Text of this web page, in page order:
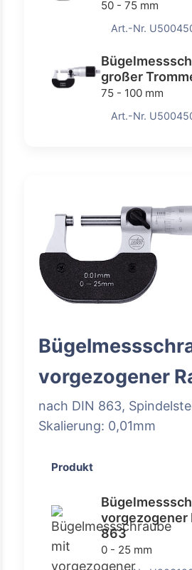
50 - 75 mm
Art.-Nr.
großer
75 - 100 mm
Art.-Nr.
vorgezogener
nach DIN 863,
Skalierung: 0,01mm
Produkt
vorgezogener
863
0 - 25 mm